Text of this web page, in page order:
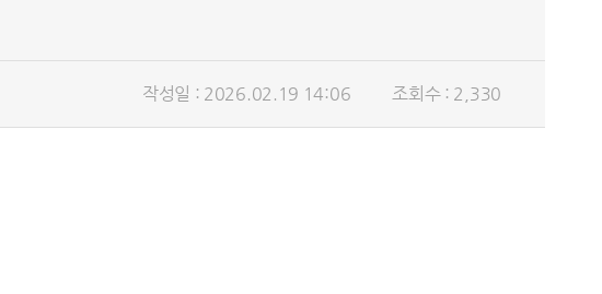
작성일 : 2026.02.19 14:06 조회수 : 2,330